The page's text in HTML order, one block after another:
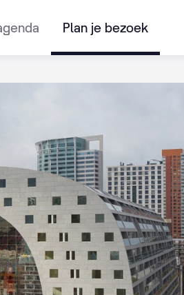
Plan je bezoek